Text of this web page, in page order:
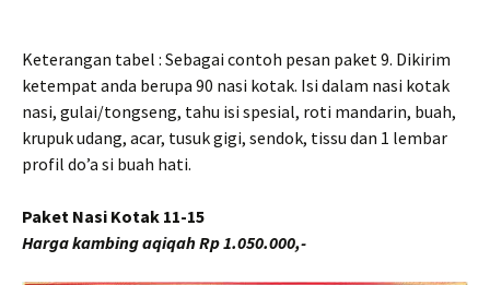
Keterangan tabel : Sebagai contoh pesan paket 9. Dikirim
ketempat anda berupa 90 nasi kotak. Isi dalam nasi kotak
nasi, gulai/tongseng, tahu isi spesial, roti mandarin, buah,
krupuk udang, acar, tusuk gigi, sendok, tissu dan 1 lembar
profil do’a si buah hati.
Paket Nasi Kotak 11-15
Harga kambing aqiqah Rp 1.050.000,-